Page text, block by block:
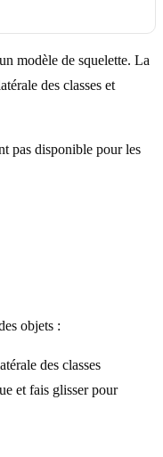
modèle de squelette. La
des classes et
pas disponible pour les
objets :
des classes
et fais glisser pour